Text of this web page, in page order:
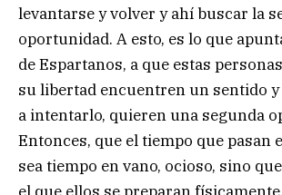
levantarse y volver y ahí buscar la
oportunidad. A esto, es lo que
de Espartanos, a que estas
su libertad encuentren un sentido
a intentarlo, quieren una segunda
Entonces, que el tiempo que pasan
sea tiempo en vano, ocioso, sino